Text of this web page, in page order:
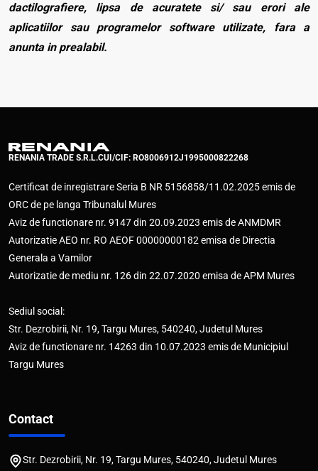
dactilografiere, lipsa de acuratete si/ sau erori ale
aplicatiilor sau programelor software utilizate, fara a
anunta in prealabil.
RENANIA TRADE S.R.L.CUI/CIF: RO8006912J1995000822268
Certificat de inregistrare Seria B NR 5156858/11.02.2025 emis de
ORC de pe langa Tribunalul Mures
Aviz de functionare nr. 9147 din 20.09.2023 emis de ANMDMR
Autorizatie AEO nr. RO AEOF 00000000182 emisa de Directia
Generala a Vamilor
Autorizatie de mediu nr. 126 din 22.07.2020 emisa de APM Mures
Sediul social:
Str. Dezrobirii, Nr. 19, Targu Mures, 540240, Judetul Mures
Aviz de functionare nr. 14263 din 10.07.2023 emis de Municipiul
Targu Mures
Contact
Str. Dezrobirii, Nr. 19, Targu Mures, 540240, Judetul Mures